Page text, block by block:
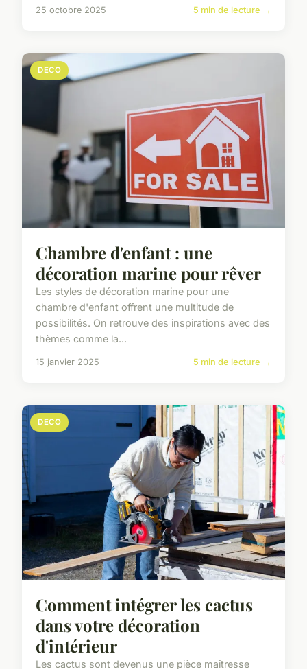
25 octobre 2025 5 min de lecture →
DECO
Chambre d'enfant : une
décoration marine pour rêver
Les styles de décoration marine pour une
chambre d'enfant offrent une multitude de
possibilités. On retrouve des inspirations avec des
thèmes comme la...
15 janvier 2025 5 min de lecture →
DECO
Comment intégrer les cactus
dans votre décoration
d'intérieur
Les cactus sont devenus une pièce maîtresse